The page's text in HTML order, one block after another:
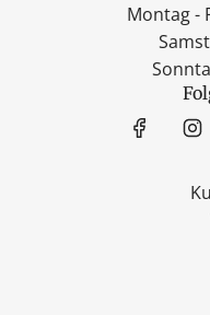
Montag -